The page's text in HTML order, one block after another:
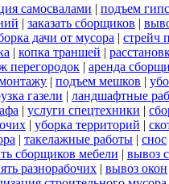
самосвалами | подъем
| заказать сборщиков |
дачи от мусора | стрейч
| копка траншей |
перегородок | аренда
| подъем мешков |
газели | ландшафтные
| услуги спецтехники |
| уборка территорий |
| такелажные работы | снос
сборщиков мебели | вывоз
разнорабочих | вывоз окон